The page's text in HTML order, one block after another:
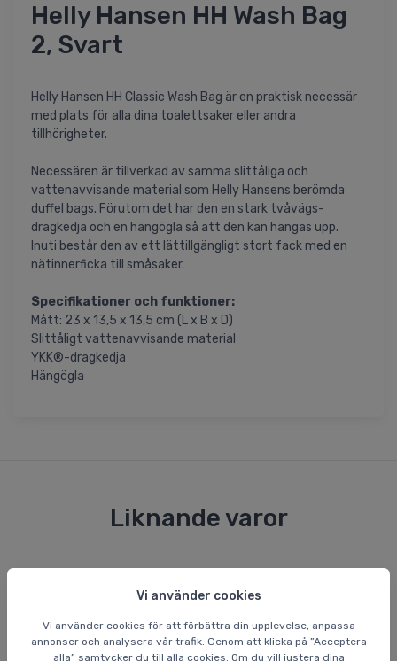
Vi använder cookies
Vi använder cookies för att förbättra din upplevelse, anpassa
annonser och analysera vår trafik. Genom att klicka på ”Acceptera
alla” samtycker du till alla cookies. Om du vill justera dina
Helly Hansen HH Wash Bag
2, Svart
Helly Hansen HH Classic Wash Bag är en praktisk necessär
med plats för alla dina toalettsaker eller andra
tillhörigheter.
Necessären är tillverkad av samma slittåliga och
vattenavvisande material som Helly Hansens berömda
duffel bags. Förutom det har den en stark tvåvägs-
dragkedja och en hängögla så att den kan hängas upp.
Inuti består den av ett lättillgängligt stort fack med en
nätinnerficka till småsaker.
Specifikationer och funktioner:
Mått: 23 x 13,5 x 13,5 cm (L x B x D)
Slittåligt vattenavvisande material
YKK®-dragkedja
Hängögla
Liknande varor